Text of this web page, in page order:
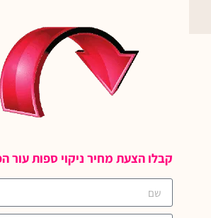
קבלו הצעת מחיר ניקוי ספות עור